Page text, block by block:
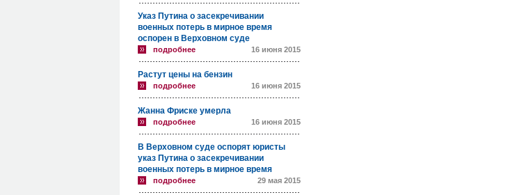
Указ Путина о засекречивании
военных потерь в мирное время
оспорен в Верховном суде
подробнее 16 июня 2015
Растут цены на бензин
подробнее 16 июня 2015
Жанна Фриске умерла
подробнее 16 июня 2015
В Верховном суде оспорят юристы
указ Путина о засекречивании
военных потерь в мирное время
подробнее 29 мая 2015